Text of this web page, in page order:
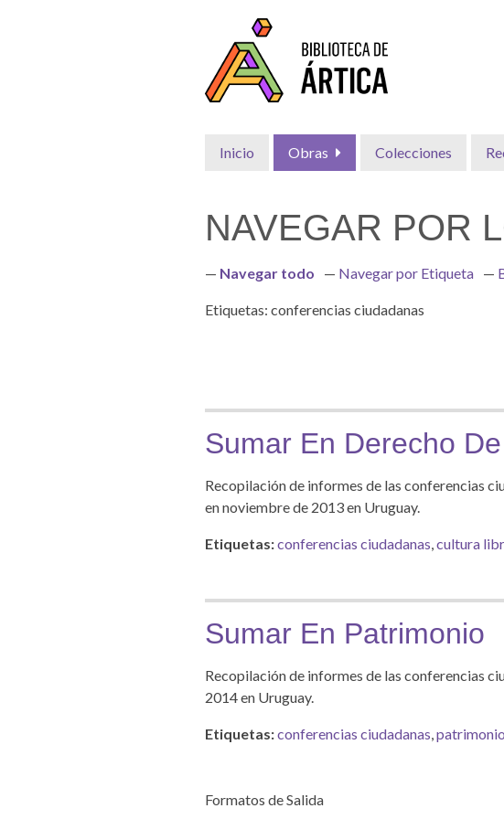
Inicio Obras Colecciones
NAVEGAR POR
Navegar todo Navegar por Etiqueta
Etiquetas: conferencias ciudadanas
Sumar En Derecho
Recopilación de informes de las conferencias
en noviembre de 2013 en Uruguay.
Etiquetas:conferencias ciudadanas,cultura
Sumar En Patrimonio
Recopilación de informes de las conferencias
2014 en Uruguay.
Etiquetas:conferencias ciudadanas,patrimonio
Formatos de Salida